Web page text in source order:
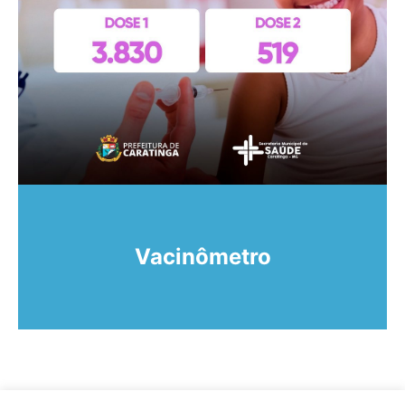
Vacinômetro